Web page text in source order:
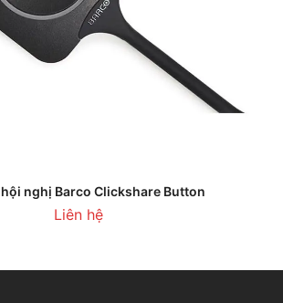
nghị Barco Clickshare Button
Liên hệ